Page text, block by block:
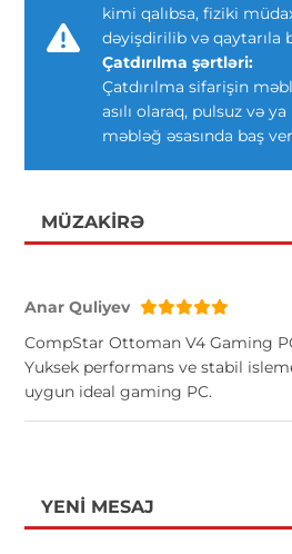
kimi qalıbsa, fiziki
dəyişdirilib və qaytarıla
Çatdırılma şərtləri:
Çatdırılma sifarişin
asılı olaraq, pulsuz və ya
məbləğ əsasında baş
MÜZAKIRƏ
Anar Quliyev
CompStar Ottoman V4 Gaming
Yuksek performans ve stabil
uygun ideal gaming PC.
YENI MESAJ